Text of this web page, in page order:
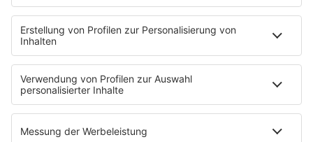
Backstagebereich
King of BOB
Beichtstuhl
Neuerscheinung
Newcomer